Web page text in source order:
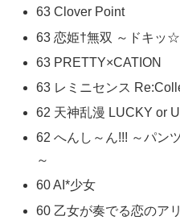
63 Clover Point
63 恋姫†無双 ～ドキッ
63 PRETTY×CATION
63 レミニセンス
62 天神乱漫 LUCKY or
62 へんし～ん!!! ～パン
～
60 AI*少女
60 乙女が奏でる恋のア